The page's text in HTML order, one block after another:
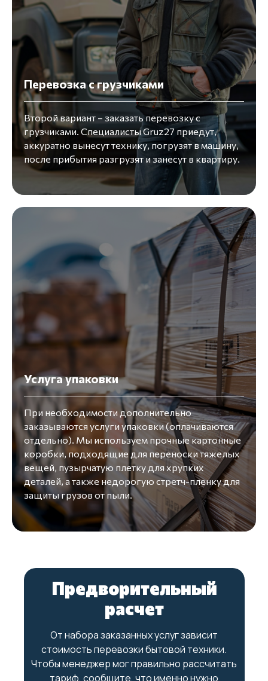
Перевозка с грузчиками
Второй вариант – заказать перевозку с
грузчиками. Специалисты Gruz27 приедут,
аккуратно вынесут технику, погрузят в машину,
после прибытия разгрузят и занесут в квартиру.
Услуга упаковки
При необходимости дополнительно
заказываются услуги упаковки (оплачиваются
отдельно). Мы используем прочные картонные
коробки, подходящие для переноски тяжелых
вещей, пузырчатую плетку для хрупких
деталей, а также недорогую стретч-пленку для
защиты грузов от пыли.
Предворительный
расчет
От набора заказанных услуг зависит
стоимость перевозки бытовой техники.
Чтобы менеджер мог правильно рассчитать
тариф, сообщите, что именно нужно